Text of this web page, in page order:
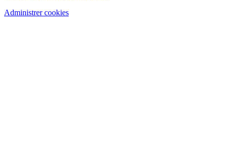
Administrer cookies